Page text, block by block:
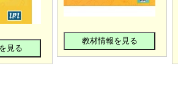
見る
教材情報を見る